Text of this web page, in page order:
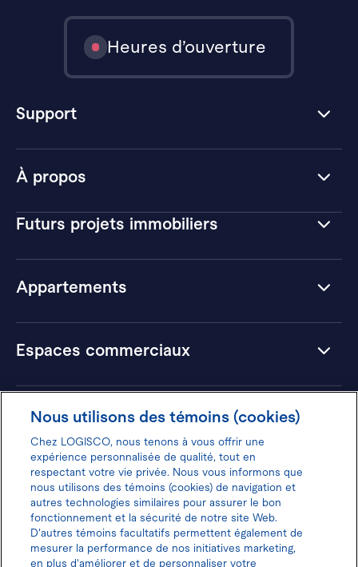
À propos
Futurs projets immobiliers
Appartements
Espaces commerciaux
Hôtels
Heures d’ouverture
Support
Donnez votre avis pour gagner 100$
Nous utilisons des témoins (cookies)
Chez LOGISCO, nous tenons à vous offrir une
expérience personnalisée de qualité, tout en
respectant votre vie privée. Nous vous informons que
nous utilisons des témoins (cookies) de navigation et
autres technologies similaires pour assurer le bon
fonctionnement et la sécurité de notre site Web.
D'autres témoins facultatifs permettent également de
mesurer la performance de nos initiatives marketing,
en plus d'améliorer et de personnaliser votre